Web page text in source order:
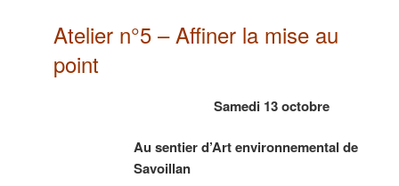
Atelier n°5 – Affiner la mise au
point
Samedi 13 octobre
Au sentier d’Art environnemental de
Savoillan